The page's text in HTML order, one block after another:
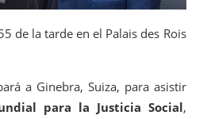
de la tarde en el Palais des Rois
a Ginebra, Suiza, para asistir
para la Justicia Social,